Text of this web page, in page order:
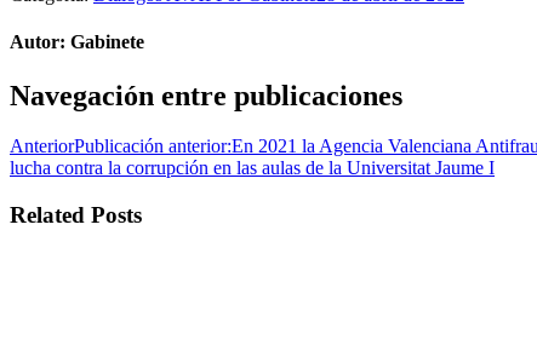
Autor: Gabinete
Navegación entre publicaciones
AnteriorPublicación anterior:En 2021 la Agencia Valenciana
lucha contra la corrupción en las aulas de la Universitat Jaume I
Related Posts